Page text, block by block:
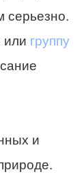
серьезно.
или группу
и